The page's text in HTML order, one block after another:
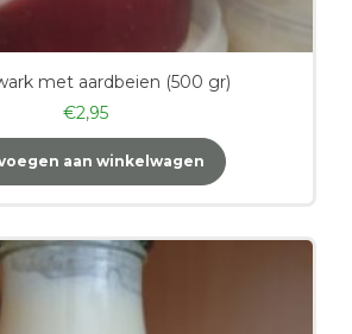
met aardbeien (500 gr)
€2,95
aan winkelwagen